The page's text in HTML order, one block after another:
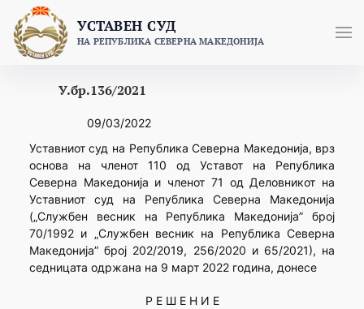
content
УСТАВЕН СУД
НА РЕПУБЛИКА СЕВЕРНА МАКЕДОНИЈА
У.бр.136/2021
09/03/2022
Уставниот суд на Република Северна Македонија, врз
основа на членот 110 од Уставот на Република
Северна Македонија и членот 71 од Деловникот на
Уставниот суд на Република Северна Македонија
(„Службен весник на Република Македонија” број
70/1992 и „Службен весник на Република Северна
Македонија” број 202/2019, 256/2020 и 65/2021), на
седницата одржана на 9 март 2022 година, донесе
Р Е Ш Е Н И Е